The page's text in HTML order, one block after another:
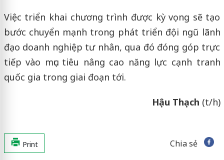
Việc triển khai chương trình được kỳ vọng sẽ tạo
bước chuyển mạnh trong phát triển đội ngũ lãnh
đạo doanh nghiệp tư nhân, qua đó đóng góp trực
tiếp vào mục tiêu nâng cao năng lực cạnh tranh
quốc gia trong giai đoạn tới.
Hậu Thạch (t/h)
Print Chia sẻ